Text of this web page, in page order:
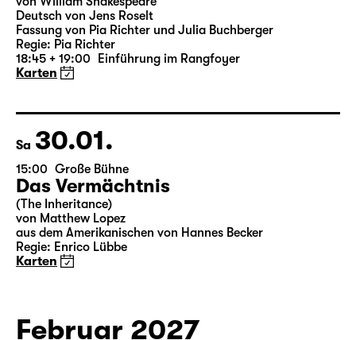
19:30 — 20:55 Große Bühne
Was ihr wollt (A Tortured Lover’s
Version)
von William Shakespeare
Deutsch von Jens Roselt
18:45 + 19:00 Einführung im Rangfoyer
Karten
Sa 30.01.
15:00 Große Bühne
Das Vermächtnis
(The Inheritance)
Karten